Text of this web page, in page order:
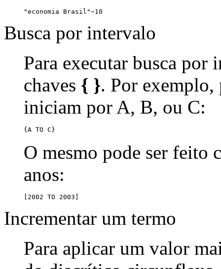
"economia Brasil"~10
Busca por intervalo
Para executar busca por
chaves { }. Por exemplo,
iniciam por A, B, ou C:
{A TO C}
O mesmo pode ser feito
anos:
[2002 TO 2003]
Incrementar um termo
Para aplicar um valor